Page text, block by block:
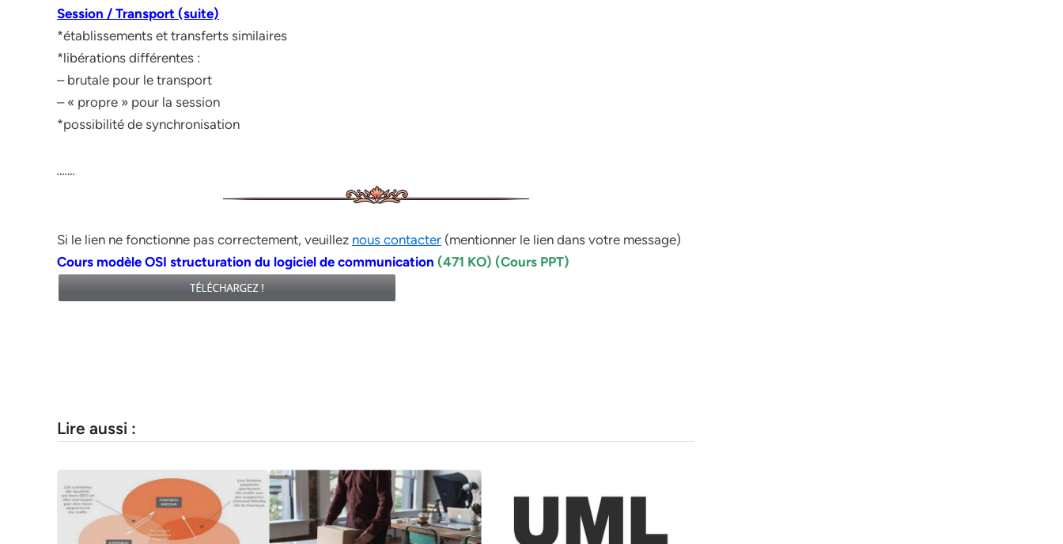
Session / Transport (suite)
*établissements et transferts similaires
*libérations différentes :
– brutale pour le transport
– « propre » pour la session
*possibilité de synchronisation
…….
Si le lien ne fonctionne pas correctement, veuillez nous contacter (mentionner le lien dans votre message)
Cours modèle OSI structuration du logiciel de communication (471 KO) (Cours PPT)
Lire aussi :